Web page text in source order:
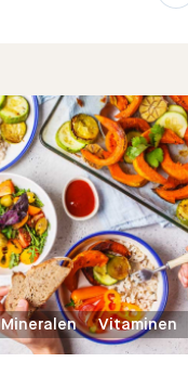
Mineralen Vitaminen